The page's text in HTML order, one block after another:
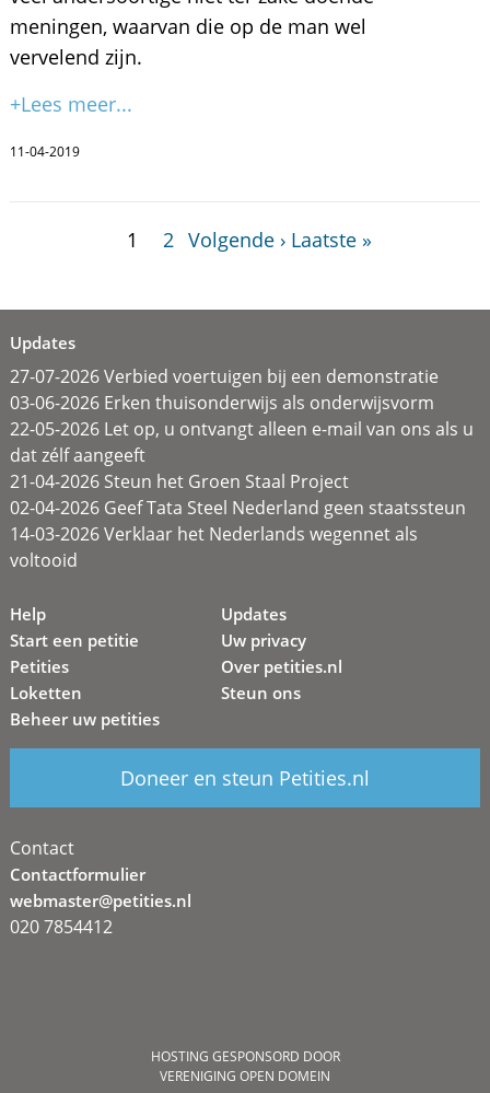
meningen, waarvan die op de man wel
vervelend zijn.
+Lees meer...
11-04-2019
1 2 Volgende › Laatste »
Updates
27-07-2026 Verbied voertuigen bij een demonstratie
03-06-2026 Erken thuisonderwijs als onderwijsvorm
22-05-2026 Let op, u ontvangt alleen e-mail van ons als u
dat zélf aangeeft
21-04-2026 Steun het Groen Staal Project
02-04-2026 Geef Tata Steel Nederland geen staatssteun
14-03-2026 Verklaar het Nederlands wegennet als
voltooid
Help
Start een petitie
Petities
Loketten
Beheer uw petities
Updates
Uw privacy
Over petities.nl
Steun ons
Doneer en steun Petities.nl
Contact
Contactformulier
webmaster@petities.nl
020 7854412
HOSTING GESPONSORD DOOR
VERENIGING OPEN DOMEIN